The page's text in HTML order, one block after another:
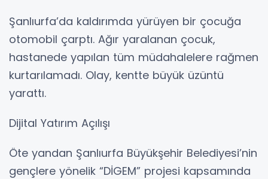
Şanlıurfa’da kaldırımda yürüyen bir çocuğa
otomobil çarptı. Ağır yaralanan çocuk,
hastanede yapılan tüm müdahalelere rağmen
kurtarılamadı. Olay, kentte büyük üzüntü
yarattı.
Dijital Yatırım Açılışı
Öte yandan Şanlıurfa Büyükşehir Belediyesi’nin
gençlere yönelik “DİGEM” projesi kapsamında